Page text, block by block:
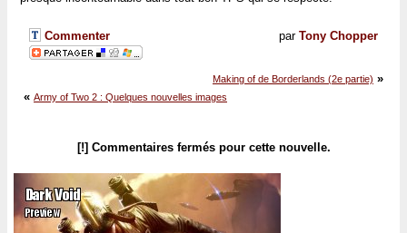
par Tony Chopper
Commenter
Making of de Borderlands (2e partie) »
« Army of Two 2 : Quelques nouvelles images
[!] Commentaires fermés pour cette nouvelle.